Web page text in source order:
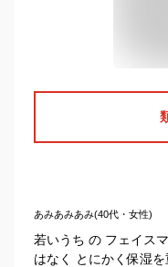
あみあみあみ(40代・女性)
若いうち の フェイス
はなく とにかく保湿